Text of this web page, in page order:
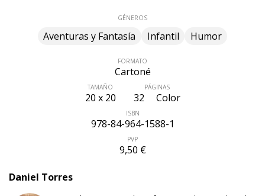
GÉNEROS
Aventuras y Fantasía Infantil Humor
FORMATO
Cartoné
TAMAÑO
20 x 20
PÁGINAS
32 Color
ISBN
978-84-964-1588-1
PVP
9,50 €
Daniel Torres